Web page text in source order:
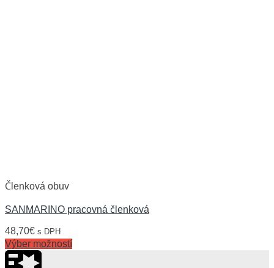
Členková obuv
SANMARINO pracovná členková
48,70€ s DPH
Výber možností